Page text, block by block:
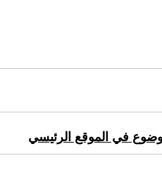
في الموقع الرئيسي